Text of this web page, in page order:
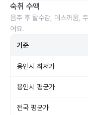
숙취 수액
음주 후 탈수감, 메스꺼움,
어요.
기준
용인시 최저가
용인시 평균가
전국 평균가